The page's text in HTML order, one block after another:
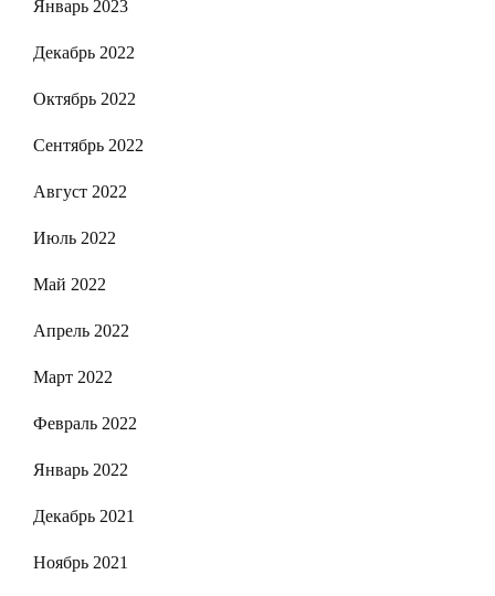
Январь 2023
Декабрь 2022
Октябрь 2022
Сентябрь 2022
Август 2022
Июль 2022
Май 2022
Апрель 2022
Март 2022
Февраль 2022
Январь 2022
Декабрь 2021
Ноябрь 2021